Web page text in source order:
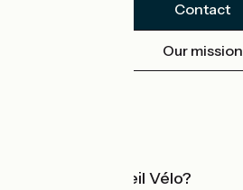
Contact
Our mission
What is Accueil Vélo?